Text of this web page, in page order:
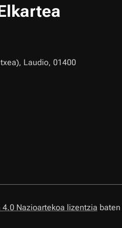
Laudio, 01400
Nazioartekoa lizentzia